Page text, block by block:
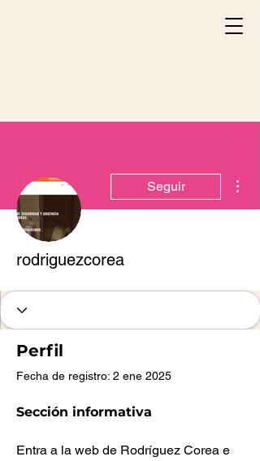
Seguir
rodriguezcorea
Perfil
Fecha de registro: 2 ene 2025
Sección informativa
Entra a la web de Rodríguez Corea e